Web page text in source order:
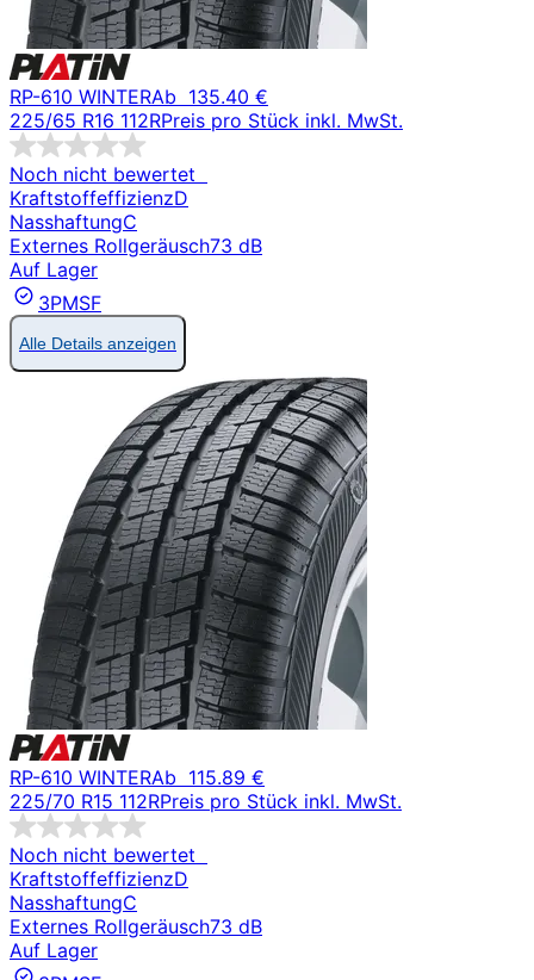
RP-610 WINTERAb 135.40 €
225/65 R16 112RPreis pro Stück inkl. MwSt.
Noch nicht bewertet
KraftstoffeffizienzD
NasshaftungC
Externes Rollgeräusch73 dB
Auf Lager
3PMSF
Alle Details anzeigen
RP-610 WINTERAb 115.89 €
225/70 R15 112RPreis pro Stück inkl. MwSt.
Noch nicht bewertet
KraftstoffeffizienzD
NasshaftungC
Externes Rollgeräusch73 dB
Auf Lager